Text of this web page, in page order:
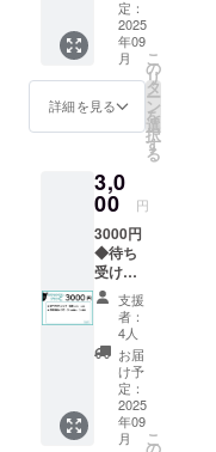
ケット
送付
はでき
ませ
ん。お
つりは
でませ
ん。 ・
神戸療
術院に
できま
す ・当
日のみ
ライブ
ハウ
ス
ブース
にて有
効期間
・支援
者様の
交通費
や滞在
費やチ
ケット
定：
2025
年09
月
詳細を見る
こ
の
リ
タ
ー
ン
を
選
択
す
る
3,0
00 円
3000円
◆待ち
受けカ
レン
ダー画
像（9
月、10
月）/
スマホ
サイズ
の画像
データ
支援
者：
4人
お届
け予
定：
2025
年09
月
こ
の